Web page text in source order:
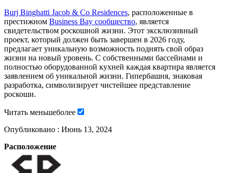
Burj Binghatti Jacob & Co Residences, расположенные в
престижном Business Bay сообщество, является
свидетельством роскошной жизни. Этот эксклюзивный
проект, который должен быть завершен в 2026 году,
предлагает уникальную возможность поднять свой образ
жизни на новый уровень. С собственными бассейнами и
полностью оборудованной кухней каждая квартира является
заявлением об уникальной жизни. Гипербашня, знаковая
разработка, символизирует чистейшее представление
роскоши.
Читать меньшеболее
Опубликовано : Июнь 13, 2024
Расположение